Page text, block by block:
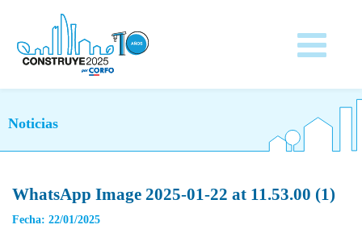
Noticias
WhatsApp Image 2025-01-22 at 11.53.00 (1)
Fecha: 22/01/2025